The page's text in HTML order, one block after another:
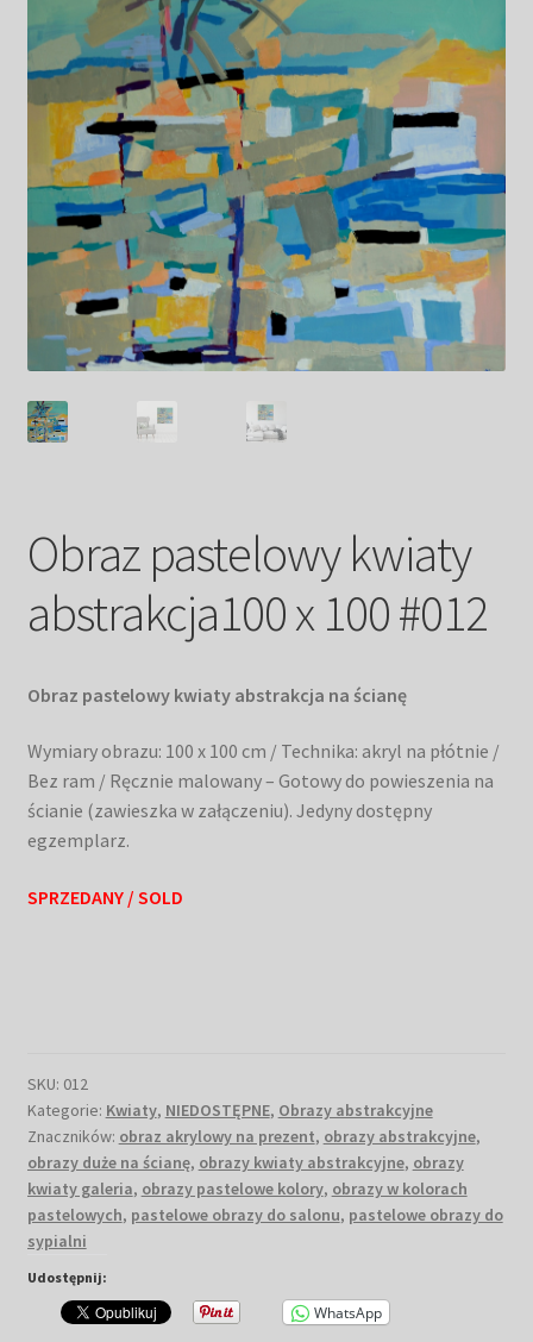
Kwiaty
Pejzaż
Obrazy abstrakcyjne
Tarot
Wabi sabi
Aukcja
O mnie
Obraz pastelowy kwiaty
abstrakcja100 x 100 #012
Obraz pastelowy kwiaty abstrakcja na ścianę
Wymiary obrazu: 100 x 100 cm / Technika: akryl na płótnie /
Bez ram / Ręcznie malowany – Gotowy do powieszenia na
ścianie (zawieszka w załączeniu). Jedyny dostępny
egzemplarz.
SPRZEDANY / SOLD
SKU: 012
Kategorie: Kwiaty, NIEDOSTĘPNE, Obrazy abstrakcyjne
Znaczników: obraz akrylowy na prezent, obrazy abstrakcyjne,
obrazy duże na ścianę, obrazy kwiaty abstrakcyjne, obrazy
kwiaty galeria, obrazy pastelowe kolory, obrazy w kolorach
pastelowych, pastelowe obrazy do salonu, pastelowe obrazy do
sypialni
Udostępnij:
WhatsApp